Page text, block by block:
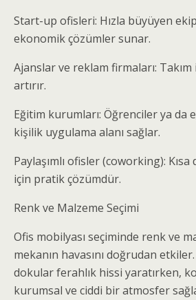
Start-up ofisleri: Hızla büyüyen
ekonomik çözümler sunar.
Ajanslar ve reklam firmaları:
artırır.
Eğitim kurumları: Öğrenciler ya da
kişilik uygulama alanı sağlar.
Paylaşımlı ofisler (coworking): Kısa
için pratik çözümdür.
Renk ve Malzeme Seçimi
Ofis mobilyası seçiminde renk ve
mekanın havasını doğrudan
dokular ferahlık hissi yaratırken,
kurumsal ve ciddi bir atmosfer